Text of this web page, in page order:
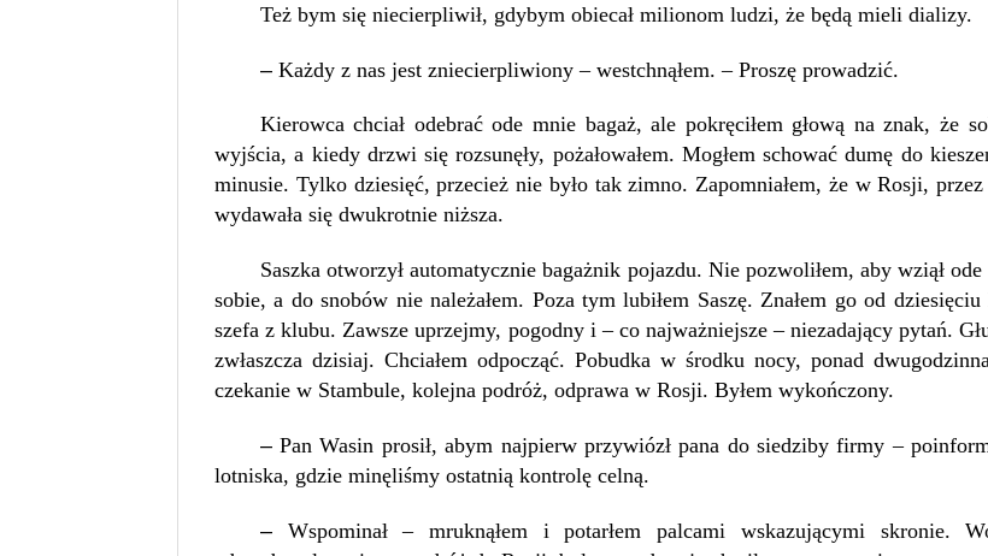
Też bym się niecierpliwił, gdybym obiecał milionom ludzi, że będą mieli dializy.
– Każdy z nas jest zniecierpliwiony – westchnąłem. – Proszę prowadzić.
Kierowca chciał odebrać ode mnie bagaż, ale pokręciłem głową na znak, że
wyjścia, a kiedy drzwi się rozsunęły, pożałowałem. Mogłem schować dumę do
minusie. Tylko dziesięć, przecież nie było tak zimno. Zapomniałem, że w Rosji,
wydawała się dwukrotnie niższa.
Saszka otworzył automatycznie bagażnik pojazdu. Nie pozwoliłem, aby wziął
sobie, a do snobów nie należałem. Poza tym lubiłem Saszę. Znałem go od
szefa z klubu. Zawsze uprzejmy, pogodny i – co najważniejsze – niezadający pytań.
zwłaszcza dzisiaj. Chciałem odpocząć. Pobudka w środku nocy, ponad
czekanie w Stambule, kolejna podróż, odprawa w Rosji. Byłem wykończony.
–Pan Wasin prosił, abym najpierw przywiózł pana do siedziby firmy –
lotniska, gdzie minęliśmy ostatnią kontrolę celną.
– Wspominał – mruknąłem i potarłem palcami wskazującymi skronie.